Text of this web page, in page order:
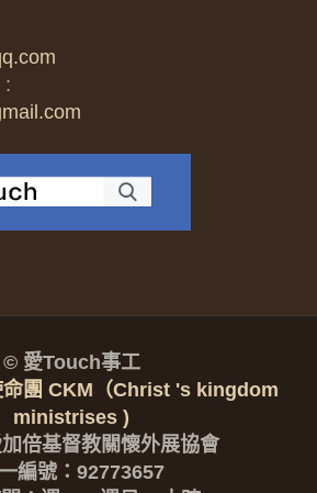
:
© 愛Touch事工
命團 CKM（Christ 's kingdom
ministrises )
倍基督教關懷外展協會
編號：92773657